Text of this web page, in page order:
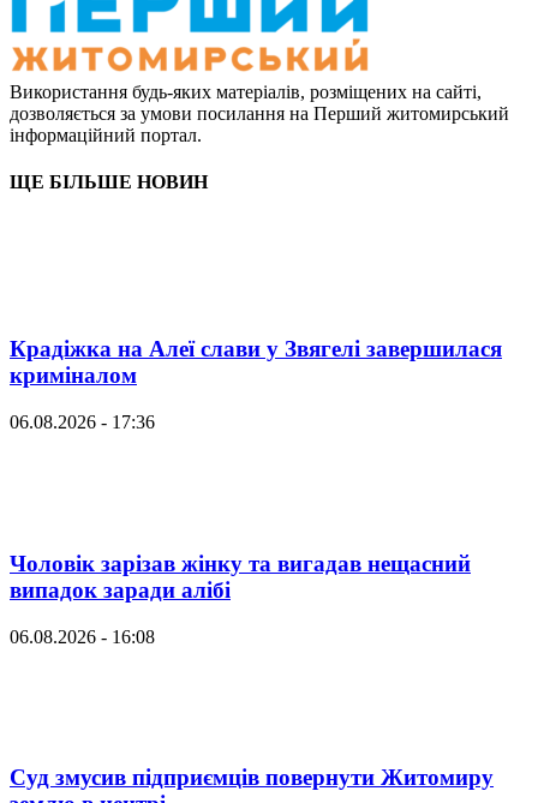
Використання будь-яких матеріалів, розміщених на сайті,
дозволяється за умови посилання на Перший житомирський
інформаційний портал.
ЩЕ БІЛЬШЕ НОВИН
Крадіжка на Алеї слави у Звягелі завершилася
криміналом
06.08.2026 - 17:36
Чоловік зарізав жінку та вигадав нещасний
випадок заради алібі
06.08.2026 - 16:08
Суд змусив підприємців повернути Житомиру